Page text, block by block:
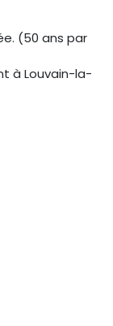
(50 ans par
à Louvain-la-